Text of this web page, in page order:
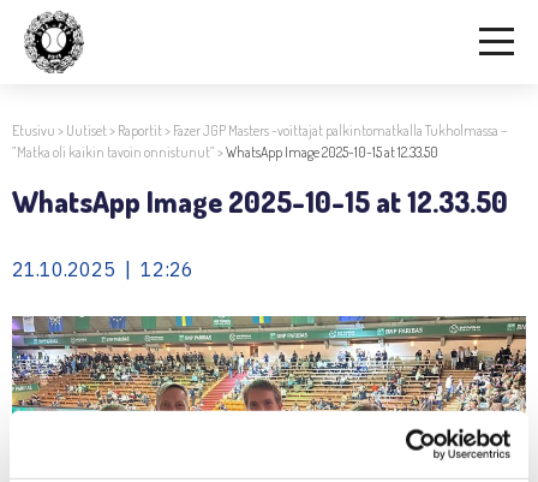
Etusivu > Uutiset> Raportit> Fazer JGP Masters -voittajat palkintomatkalla Tukholmassa –
”Matka oli kaikin tavoin onnistunut” >WhatsApp Image 2025-10-15 at 12.33.50
WhatsApp Image 2025-10-15 at 12.33.50
21.10.2025 | 12:26